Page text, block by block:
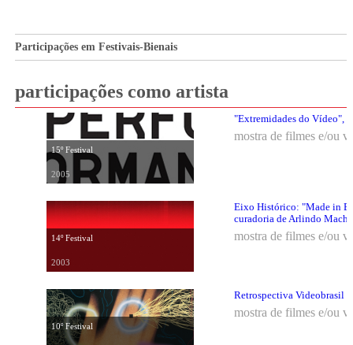
Participações em Festivais-Bienais
participações como artista
15º Festival
2005
"Extremidades do Vídeo",
mostra de filmes e/ou
14º Festival
2003
Eixo Histórico: "Made in
curadoria de Arlindo
mostra de filmes e/ou
10º Festival
Retrospectiva Videobrasil
mostra de filmes e/ou